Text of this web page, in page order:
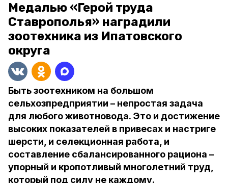
Медалью «Герой труда
Ставрополья» наградили
зоотехника из Ипатовского
округа
Быть зоотехником на большом
сельхозпредприятии – непростая задача
для любого животновода. Это и достижение
высоких показателей в привесах и настриге
шерсти, и селекционная работа, и
составление сбалансированного рациона –
упорный и кропотливый многолетний труд,
который под силу не каждому.